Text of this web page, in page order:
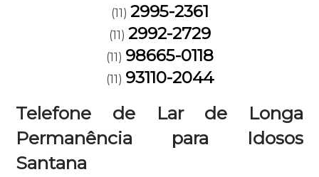
(11) 2995-2361
(11) 2992-2729
(11) 98665-0118
(11) 93110-2044
Telefone de Lar de Longa
Permanência para Idosos
Santana